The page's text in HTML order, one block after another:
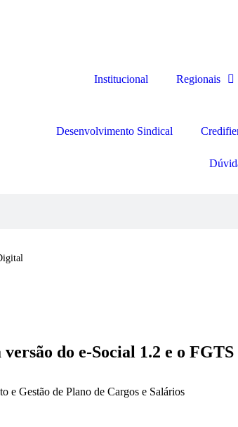
Institucional Regionais
Desenvolvimento Sindical
do e-Social 1.2 e o
e Gestão de Plano de Cargos e Salários